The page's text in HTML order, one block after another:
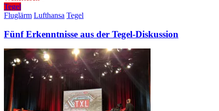
Tegel
Fluglärm Lufthansa Tegel
Fünf Erkenntnisse aus der Tegel-Diskussion